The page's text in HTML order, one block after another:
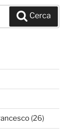
Cerca
(26)